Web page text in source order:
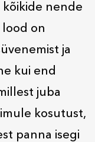
kõikide nende
lood on
ja
kui end
juba
kosutust,
panna isegi